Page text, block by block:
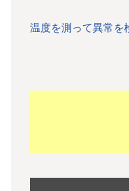
温度を測って異常